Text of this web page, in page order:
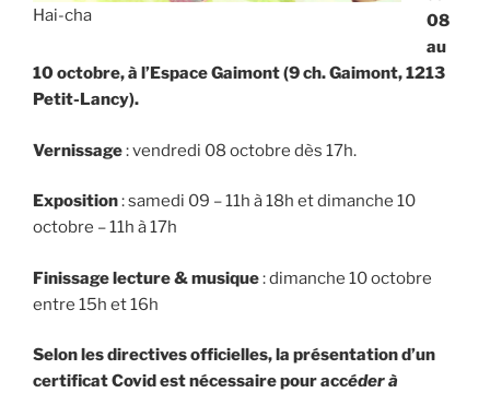
Hai-cha
08
au
10 octobre, à l’Espace Gaimont (9 ch. Gaimont, 1213
Petit-Lancy).
Vernissage: vendredi 08 octobre dès 17h.
Exposition: samedi 09 – 11h à 18h et dimanche 10
octobre – 11h à 17h
Finissage lecture & musique: dimanche 10 octobre
entre 15h et 16h
Selon les directives officielles, la présentation d’un
certificat Covid est nécessaire pour accéder à